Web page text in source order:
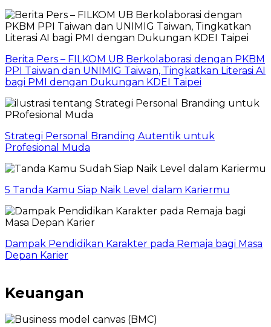
Berita Pers – FILKOM UB Berkolaborasi dengan PKBM
PPI Taiwan dan UNIMIG Taiwan, Tingkatkan Literasi AI
bagi PMI dengan Dukungan KDEI Taipei
Strategi Personal Branding Autentik untuk
Profesional Muda
5 Tanda Kamu Siap Naik Level dalam Kariermu
Dampak Pendidikan Karakter pada Remaja bagi Masa
Depan Karier
Keuangan